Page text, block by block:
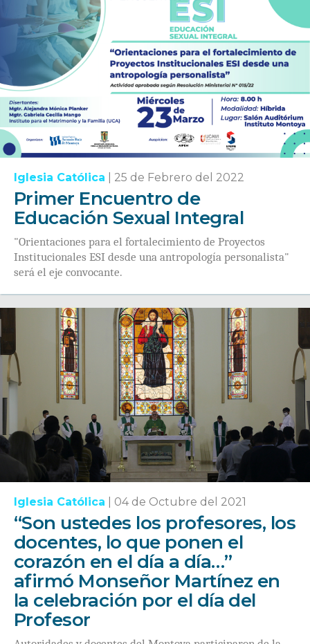
Iglesia Católica 25 de Febrero del 2022
Primer Encuentro de
Educación Sexual Integral
"Orientaciones para el fortalecimiento de Proyectos
Institucionales ESI desde una antropología personalista"
será el eje convocante.
Iglesia Católica 04 de Octubre del 2021
“Son ustedes los profesores, los
docentes, lo que ponen el
corazón en el día a día…”
afirmó Monseñor Martínez en
la celebración por el día del
Profesor